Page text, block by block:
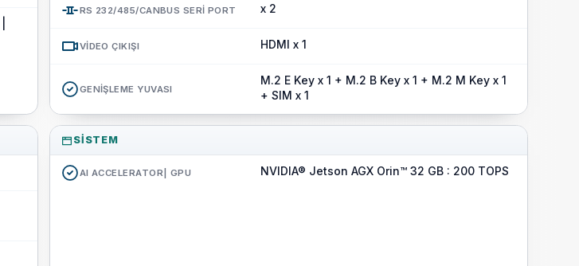
RS 232/485/CANBUS SERI PORT x 2
VIDEO ÇIKIŞI HDMI x 1
GENIŞLEME YUVASI
M.2 E Key x 1 + M.2 B Key x 1 + M.2 M Key x 1
+ SIM x 1
SISTEM
AI ACCELERATOR| GPU NVIDIA® Jetson AGX Orin™ 32 GB : 200 TOPS